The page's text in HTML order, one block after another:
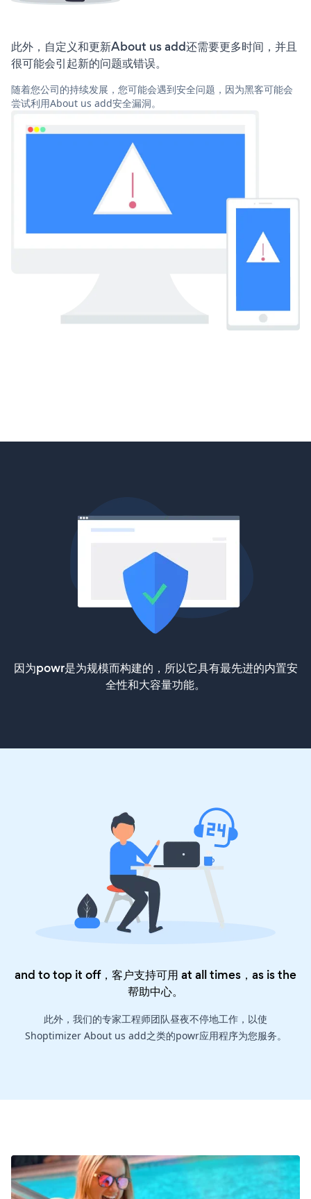
此外，自定义和更新About us add还需要更多时间，并且
很可能会引起新的问题或错误。
随着您公司的持续发展，您可能会遇到安全问题，因为黑客可能会
尝试利用About us add安全漏洞。
因为powr是为规模而构建的，所以它具有最先进的内置安
全性和大容量功能。
and to top it off，客户支持可用 at all times，as is the
帮助中心。
此外，我们的专家工程师团队昼夜不停地工作，以使
Shoptimizer About us add之类的powr应用程序为您服务。